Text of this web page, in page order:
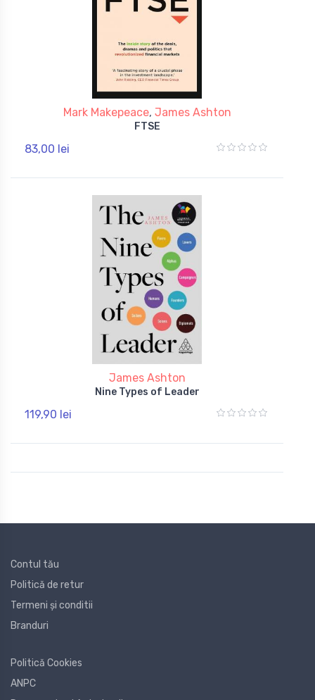
Mark Makepeace, James Ashton
FTSE
83,00 lei
James Ashton
Nine Types of Leader
119,90 lei
Contul tău
Politică de retur
Termeni și conditii
Branduri
Politică Cookies
ANPC